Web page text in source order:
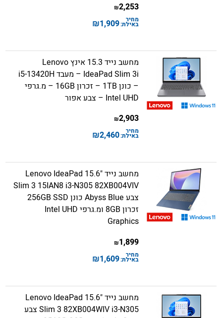
2,253
₪
מחיר
באילת:1,909
₪
מחשב נייד 15.3 אינץ Lenovo
IdeaPad Slim 3i – מעבד i5-13420H
– כונן 1TB – זכרון 16GB – מ.גרפי
Intel UHD – צבע אפור
2,903
₪
מחיר
באילת:2,460
₪
מחשב נייד "15.6 Lenovo IdeaPad
Slim 3 15IAN8 i3-N305 82XB004VIV
צבע Abyss Blue כונן 256GB SSD
זכרון 8GB ומ.גרפי Intel UHD
Graphics
1,899
₪
מחיר
באילת:1,609
₪
מחשב נייד "15.6 Lenovo IdeaPad
Slim 3 82XB004WIV i3-N305 צבע